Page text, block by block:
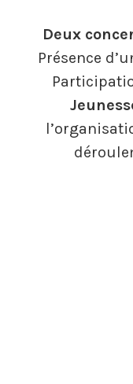
Deux
Présence